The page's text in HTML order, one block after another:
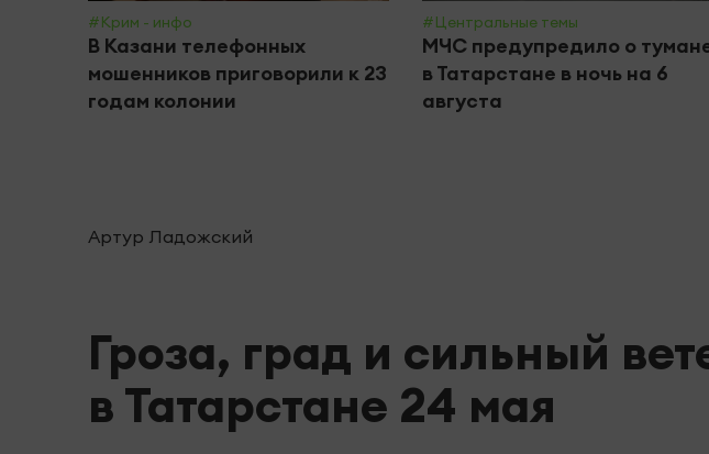
#Крим - инфо
В Казани телефонных
мошенников приговорили к 23
годам колонии
#Центральные темы
МЧС предупредило о
в Татарстане в ночь на 6
августа
Артур Ладожский
Гроза, град и сильный
в Татарстане 24 мая